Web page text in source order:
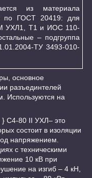
из материала
по ГОСТ 20419: для
УХЛ1, Т1 и ИОС 110-
– подгруппа
ТУ 3493-010-
основное
разъединтелей
Используются на
} С4-80 II УХЛ– это
состоит в изоляции
напряжением.
с техническими
10 кВ при
на изгиб – 4 кН,